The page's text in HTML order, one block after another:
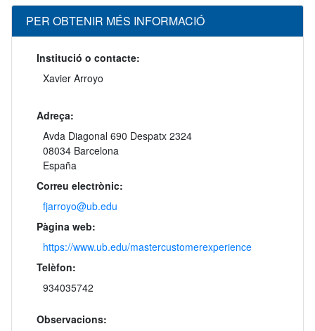
PER OBTENIR MÉS INFORMACIÓ
Institució o contacte:
Xavier Arroyo
Adreça:
Avda Diagonal 690 Despatx 2324
08034 Barcelona
España
Correu electrònic:
fjarroyo@ub.edu
Pàgina web:
https://www.ub.edu/mastercustomerexperience
Telèfon:
934035742
Observacions: